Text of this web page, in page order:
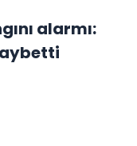
alarmı: